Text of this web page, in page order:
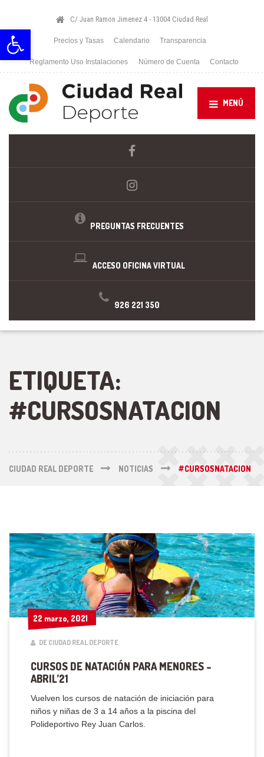
Abrir barra de herramientas
C/ Juan Ramon Jimenez 4 - 13004 Ciudad Real
Precios y Tasas Calendario Transparencia
Reglamento Uso Instalaciones Número de Cuenta Contacto
MENÚ
PREGUNTAS FRECUENTES
ACCESO OFICINA VIRTUAL
926 221 350
ETIQUETA:
#CURSOSNATACION
CIUDAD REAL DEPORTE NOTICIAS #CURSOSNATACION
22 marzo, 2021
22 marzo, 2021
DE CIUDAD REAL DEPORTE
CURSOS DE NATACIÓN PARA MENORES –
ABRIL’21
Vuelven los cursos de natación de iniciación para
niños y niñas de 3 a 14 años a la piscina del
Polideportivo Rey Juan Carlos.